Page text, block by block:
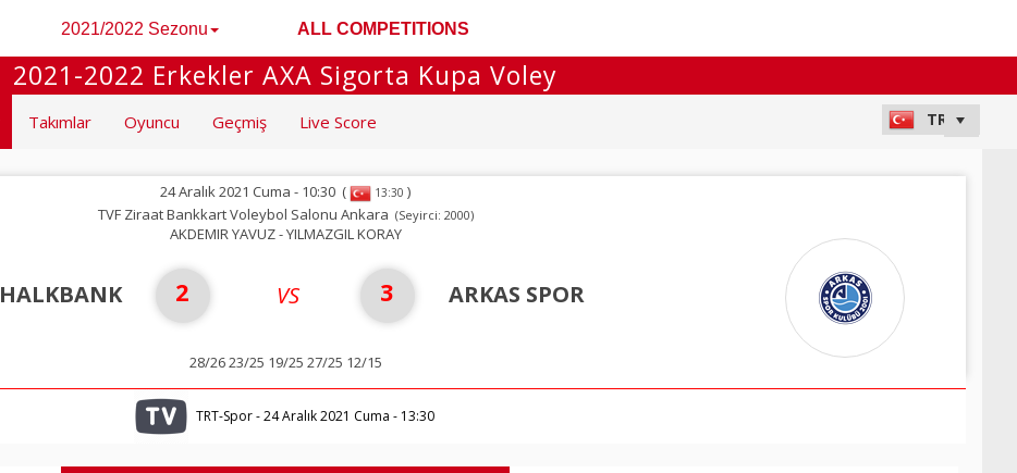
2021/2022 Sezonu ALL COMPETITIONS
2021-2022 Erkekler AXA Sigorta Kupa Voley
Takımlar Oyuncu Geçmiş Live Score
24 Aralık 2021 Cuma - 10:30 ( 13:30 )
TVF Ziraat Bankkart Voleybol Salonu Ankara (Seyirci: 2000)
AKDEMIR YAVUZ - YILMAZGIL KORAY
HALKBANK 2 VS 3 ARKAS SPOR
28/26 23/25 19/25 27/25 12/15
TRT-Spor - 24 Aralık 2021 Cuma - 13:30